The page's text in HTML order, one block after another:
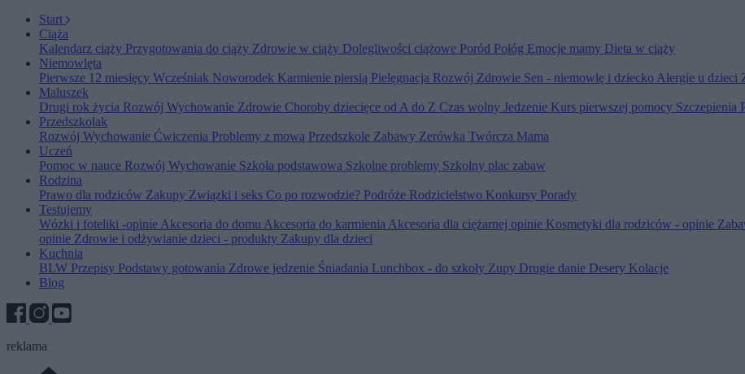
Start
Ciąża
Kalendarz ciąży Przygotowania do ciąży Zdrowie w ciąży Dolegliwości ciążowe Poród Połóg Emocje mamy Dieta w ciąży
Niemowlęta
Pierwsze 12 miesięcy Wcześniak Noworodek Karmienie piersią Pielęgnacja Rozwój Zdrowie Sen - niemowlę i dziecko Alergie u dzieci
Maluszek
Drugi rok życia Rozwój Wychowanie Zdrowie Choroby dziecięce od A do Z Czas wolny Jedzenie Kurs pierwszej pomocy Szczepienia
Przedszkolak
Rozwój Wychowanie Ćwiczenia Problemy z mową Przedszkole Zabawy Zerówka Twórcza Mama
Uczeń
Pomoc w nauce Rozwój Wychowanie Szkoła podstawowa Szkolne problemy Szkolny plac zabaw
Rodzina
Prawo dla rodziców Zakupy Związki i seks Co po rozwodzie? Podróże Rodzicielstwo Konkursy Porady
Testujemy
Wózki i foteliki -opinieAkcesoria do domu Akcesoria do karmieniaAkcesoria dla ciężarnej opinie Kosmetyki dla rodziców - opinie
opinie Zdrowie i odżywianie dzieci - produkty Zakupy dla dzieci
Kuchnia
BLW Przepisy Podstawy gotowania Zdrowe jedzenie Śniadania Lunchbox - do szkoły Zupy Drugie danie Desery Kolacje
Blog
reklama